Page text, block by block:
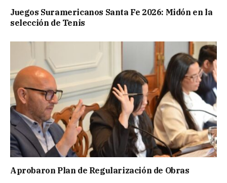
Juegos Suramericanos Santa Fe 2026: Midón en la
selección de Tenis
Aprobaron Plan de Regularización de Obras